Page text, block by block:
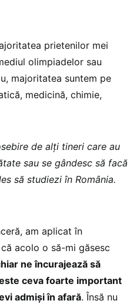
prietenilor mei
olimpiadelor sau
majoritatea suntem pe
medicină, chimie,
de alți tineri care au
sau se gândesc să facă
să studiezi în România.
am aplicat în
acolo o să-mi găsesc
ne încurajează să
ceva foarte important
admiși în afară. Însă nu